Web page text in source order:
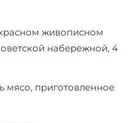
живописном
набережной, 4
мясо, приготовленное